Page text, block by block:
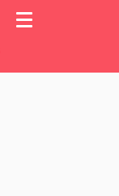
Menu